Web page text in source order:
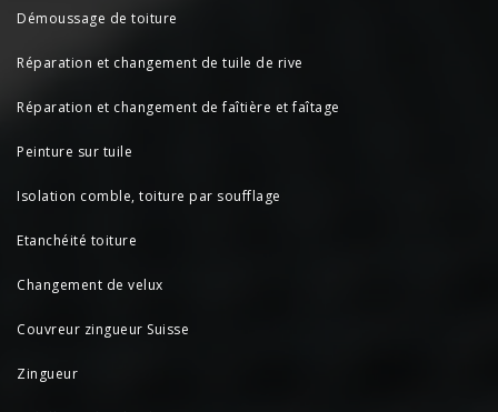
Démoussage de toiture
Réparation et changement de tuile de rive
Réparation et changement de faîtière et faîtage
Peinture sur tuile
Isolation comble, toiture par soufflage
Etanchéité toiture
Changement de velux
Couvreur zingueur Suisse
Zingueur